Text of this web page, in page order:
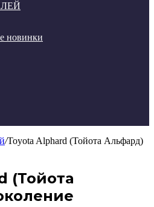
новинки
/Toyota Alphard (Тойота Альфард)
(Тойота